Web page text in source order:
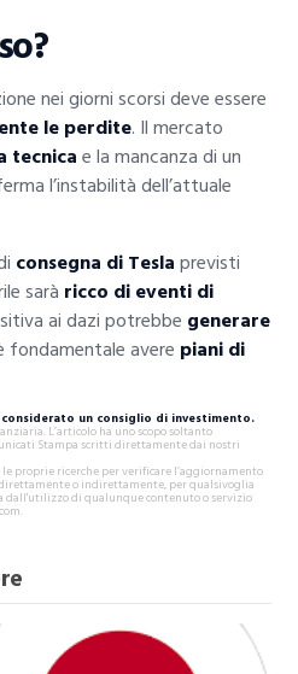
nei giorni scorsi deve essere
le perdite. Il mercato
tecnicae la mancanza di un
l’instabilità dell’attuale
consegna di Teslaprevisti
sarà ricco di eventi di
ai dazi potrebbe generare
fondamentale avere piani di
un consiglio di investimento.
L’articolo ha uno scopo soltanto
Stampa scritti direttamente dai nostri
proprie ricerche per verificare l’aggiornamento
o indirettamente, per qualsivoglia
dall'utilizzo di qualunque contenuto o servizio